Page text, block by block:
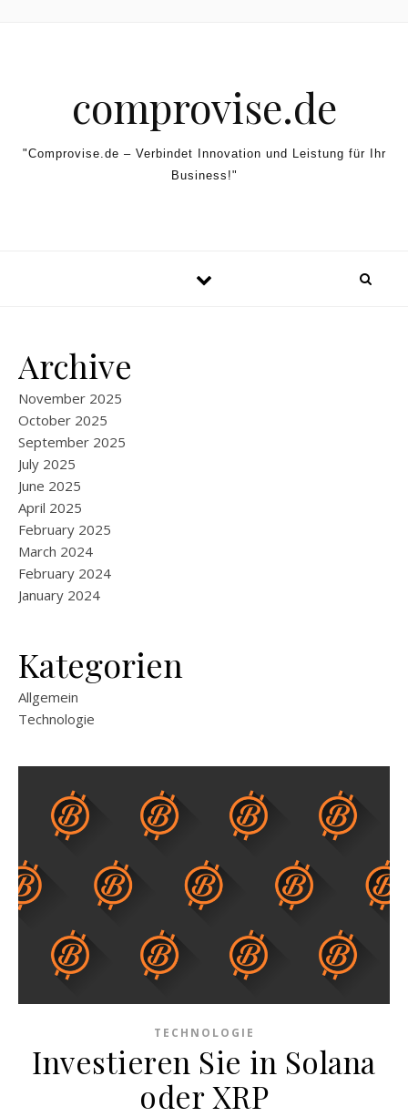
comprovise.de
"Comprovise.de – Verbindet Innovation und Leistung für Ihr
Business!"
Archive
November 2025
October 2025
September 2025
July 2025
June 2025
April 2025
February 2025
March 2024
February 2024
January 2024
Kategorien
Allgemein
Technologie
TECHNOLOGIE
Investieren Sie in Solana
oder XRP